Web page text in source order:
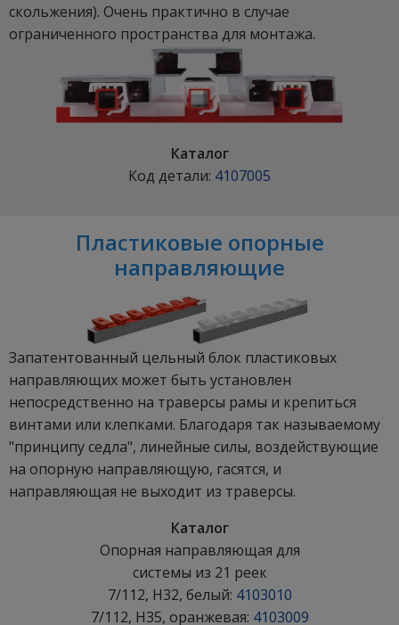
скольжения). Очень практично в случае
ограниченного пространства для монтажа.
Каталог
Код детали: 4107005
Пластиковые опорные
направляющие
Запатентованный цельный блок пластиковых
направляющих может быть установлен
непосредственно на траверсы рамы и крепиться
винтами или клепками. Благодаря так называемому
"принципу седла", линейные силы, воздействующие
на опорную направляющую, гасятся, и
направляющая не выходит из траверсы.
Каталог
Опорная направляющая для
системы из 21 реек
7/112, H32, белый: 4103010
7/112, H35, оранжевая: 4103009